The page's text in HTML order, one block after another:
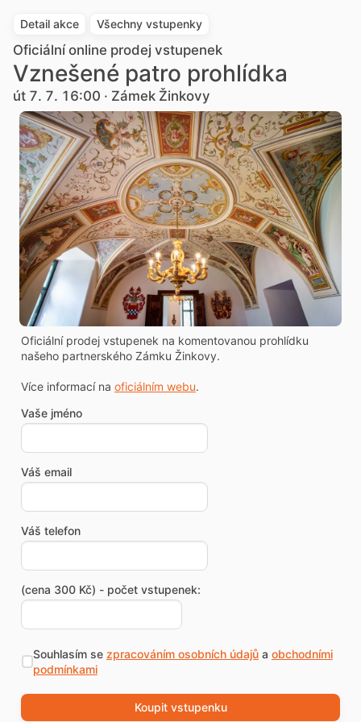
Detail akce Všechny vstupenky
Oficiální online prodej vstupenek
Vznešené patro prohlídka
út 7. 7. 16:00 · Zámek Žinkovy
Oficiální prodej vstupenek na komentovanou prohlídku
našeho partnerského Zámku Žinkovy.
Více informací na oficiálním webu.
Vaše jméno
Váš email
Váš telefon
(cena 300 Kč) - počet vstupenek:
Souhlasím se zpracováním osobních údajůa obchodními
podmínkami
Koupit vstupenku